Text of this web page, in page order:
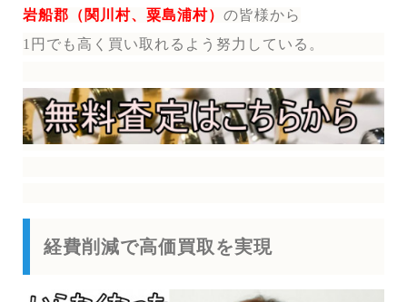
岩船郡（関川村、粟島浦村） の皆様から
1円でも高く買い取れるよう努力している。
経費削減で高価買取を実現